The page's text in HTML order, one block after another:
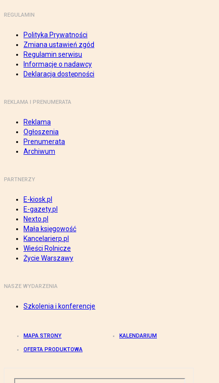
REGULAMIN
Polityka Prywatności
Zmiana ustawień zgód
Regulamin serwisu
Informacje o nadawcy
Deklaracja dostępności
REKLAMA I PRENUMERATA
Reklama
Ogłoszenia
Prenumerata
Archiwum
PARTNERZY
E-kiosk.pl
E-gazety.pl
Nexto.pl
Mała księgowość
Kancelarierp.pl
Wieści Rolnicze
Życie Warszawy
NASZE WYDARZENIA
Szkolenia i konferencje
MAPA STRONY KALENDARIUM
OFERTA PRODUKTOWA